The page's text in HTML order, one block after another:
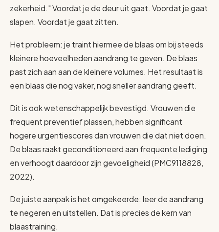
zekerheid." Voordat je de deur uit gaat. Voordat je gaat
slapen. Voordat je gaat zitten.
Het probleem: je traint hiermee de blaas om bij steeds
kleinere hoeveelheden aandrang te geven. De blaas
past zich aan aan de kleinere volumes. Het resultaat is
een blaas die nog vaker, nog sneller aandrang geeft.
Dit is ook wetenschappelijk bevestigd. Vrouwen die
frequent preventief plassen, hebben significant
hogere urgentiescores dan vrouwen die dat niet doen.
De blaas raakt geconditioneerd aan frequente lediging
en verhoogt daardoor zijn gevoeligheid (PMC9118828,
2022).
De juiste aanpak is het omgekeerde: leer de aandrang
te negeren en uitstellen. Dat is precies de kern van
blaastraining.